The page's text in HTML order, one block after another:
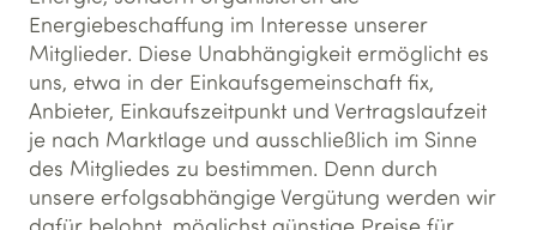
Energiebeschaffung im Interesse unserer
Mitglieder. Diese Unabhängigkeit ermöglicht es
uns, etwa in der Einkaufsgemeinschaft fix,
Anbieter, Einkaufszeitpunkt und Vertragslaufzeit
je nach Marktlage und ausschließlich im Sinne
des Mitgliedes zu bestimmen. Denn durch
unsere erfolgsabhängige Vergütung werden wir